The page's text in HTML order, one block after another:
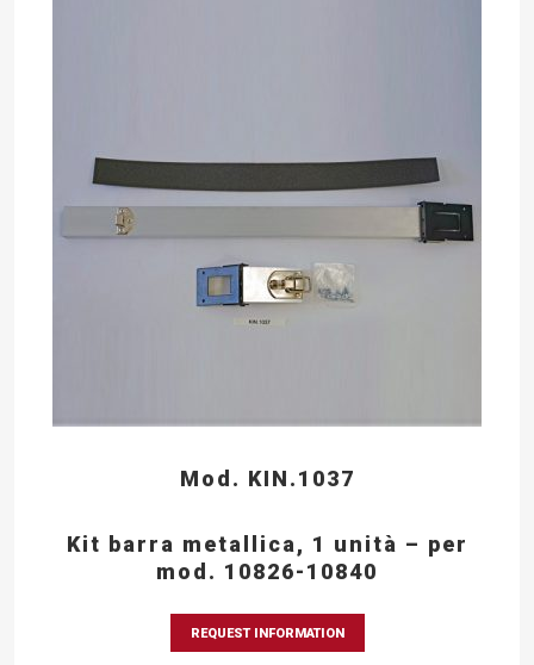
Mod. KIN.1037
Kit barra metallica, 1 unità – per
mod. 10826-10840
REQUEST INFORMATION